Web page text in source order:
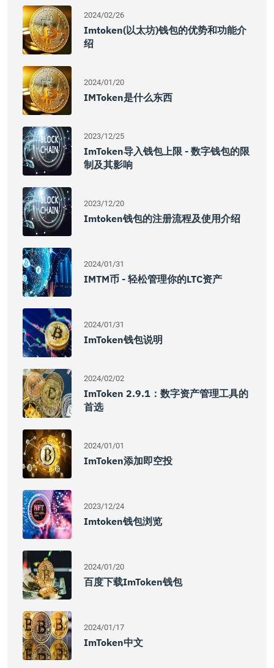
2024/02/26
Imtoken(以太坊)钱包的优势和功能介
绍
2024/01/20
IMToken是什么东西
2023/12/25
ImToken导入钱包上限 - 数字钱包的限
制及其影响
2023/12/20
Imtoken钱包的注册流程及使用介绍
2024/01/31
IMTM币 - 轻松管理你的LTC资产
2024/01/31
ImToken钱包说明
2024/02/02
ImToken 2.9.1：数字资产管理工具的
首选
2024/01/01
ImToken添加即空投
2023/12/24
Imtoken钱包浏览
2024/01/20
百度下载imToken钱包
2024/01/17
ImToken中文